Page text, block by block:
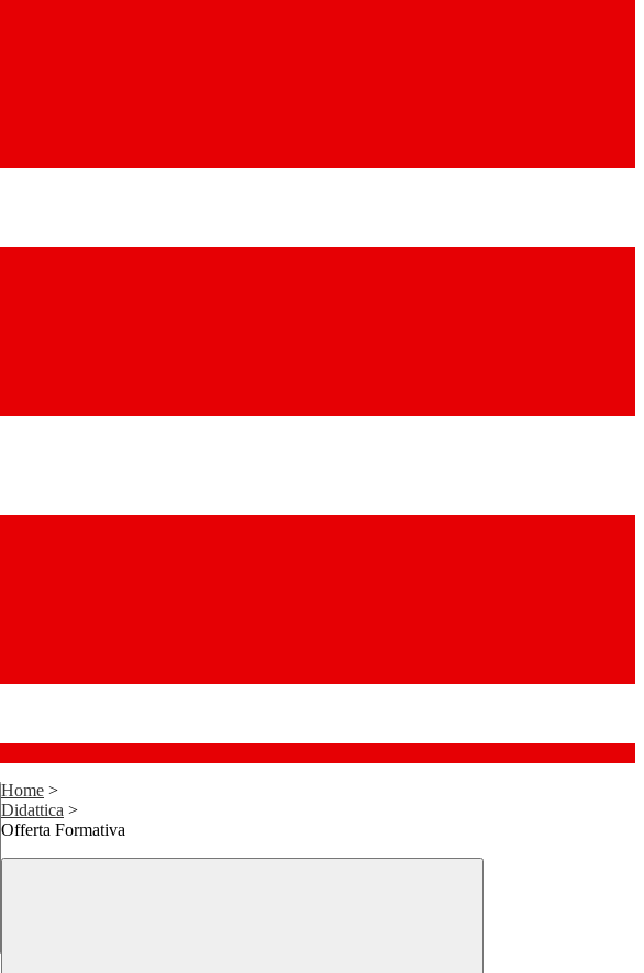
Home >
Didattica >
Offerta Formativa